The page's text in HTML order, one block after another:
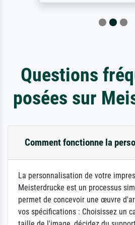
Questions
posées sur
Comment fonctionne la
La personnalisation de votre
Meisterdrucke est un processus
permet de concevoir une œuvre
vos spécifications : Choisissez un